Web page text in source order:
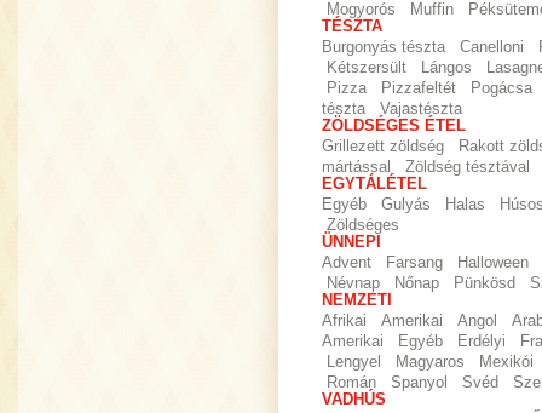
Mogyorós
Muffin
TÉSZTA
Burgonyás tészta
Canelloni
Kétszersült
Lángos
Pizza
Pizzafeltét
Pogácsa
tészta
Vajastészta
ZÖLDSÉGES ÉTEL
Grillezett zöldség
Rakott
mártással
Zöldség tésztával
EGYTÁLÉTEL
Egyéb
Gulyás Halas
Zöldséges
ÜNNEPI
Advent
Farsang
Halloween
Névnap
Nőnap Pünkösd
NEMZETI
Afrikai
Amerikai Angol
Amerikai
Egyéb Erdélyi
Lengyel
Magyaros
Mexikói
Román
Spanyol Svéd
VADHÚS